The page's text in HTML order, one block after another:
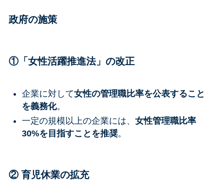
政府の施策
①「女性活躍推進法」の改正
企業に対して女性の管理職比率を公表すること
を義務化。
一定の規模以上の企業には、 女性管理職比率
30%を目指すことを推奨。
② 育児休業の拡充